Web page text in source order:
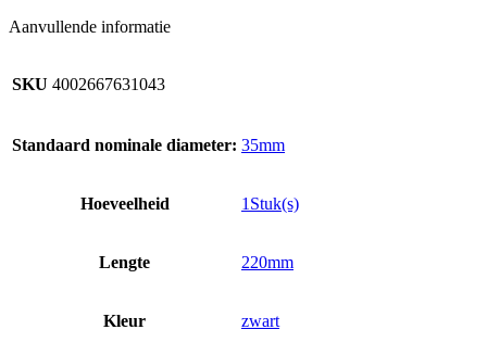
Aanvullende informatie
SKU 4002667631043
Standaard nominale diameter: 35mm
Hoeveelheid 1Stuk(s)
Lengte 220mm
Kleur zwart